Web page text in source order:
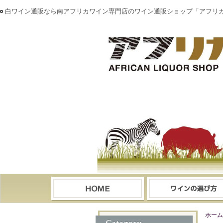
白ワイン通販なら南アフリカワイン専門店のワイン通販ショップ「アフリ
ホーム